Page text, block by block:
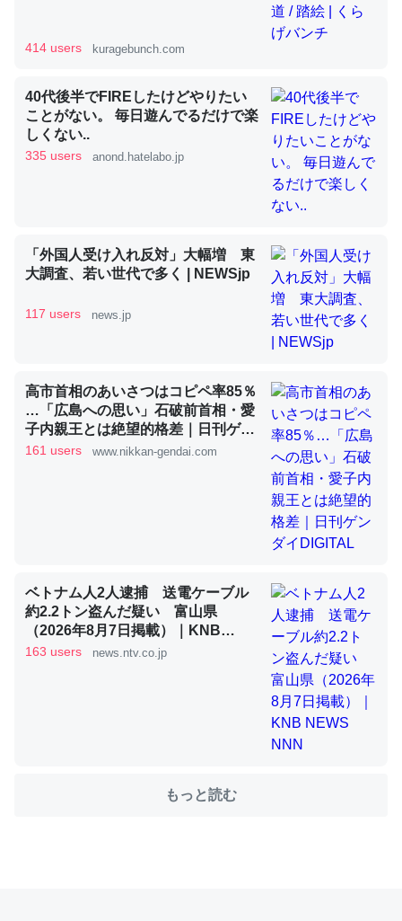
ど、短期記憶というには多い分量。進化すればするほど分
かりやすく強くなりそう
昆虫ってカルシウム少ないのか。知らんかった。調べたら
コオロギのカルシウム分はエビの600分の1程度。
利だから両方が拮抗してるのでは」とあって面白い。海に
いる鋏角類（カブトガニ・ウミグモ）はカルシウムを使わ
ずキチンを強化してる筈だが、酵素が違うのか？
─ニュース :: 【研究発表】昆虫学の大問題＝「昆虫はなぜ海にいな
類は苦労してるんだな…。腹足類だと殻を無くしてナメク
ジになったり努力してるし。
─ニュース :: 【研究発表】昆虫学の大問題＝「昆虫はなぜ海にいな
ちぼちRingも置こうかと画策中。あと、Googleマップで
414 users kuragebunch.com
40代後半でFIREしたけどやりたい
ことがない。 毎日遊んでるだけで楽
しくない..
335 users anond.hatelabo.jp
「外国人受け入れ反対」大幅増 東
大調査、若い世代で多く | NEWSjp
117 users news.jp
高市首相のあいさつはコピペ率85％
…「広島への思い」石破前首相・愛
子内親王とは絶望的格差｜日刊ゲン
ダイDIGITAL
161 users www.nikkan-gendai.com
ベトナム人2人逮捕 送電ケーブル
約2.2トン盗んだ疑い 富山県
（2026年8月7日掲載）｜KNB
NEWS NNN
163 users news.ntv.co.jp
もっと読む